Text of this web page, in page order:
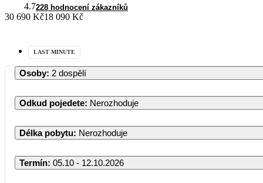
4.7228 hodnocení zákazníků
30 690 Kč18 090 Kč
LAST MINUTE
Osoby: 2 dospělí
Odkud pojedete: Nerozhoduje
Délka pobytu: Nerozhoduje
Termín: 05.10 - 12.10.2026